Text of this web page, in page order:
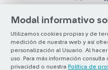
Modal informativo
Utilizamos cookies propias y de
medición de nuestra web y así
personalización al Usuario. Al hacer
uso. Para más información consulta
privacidad o nuestra Política de
© Copyright